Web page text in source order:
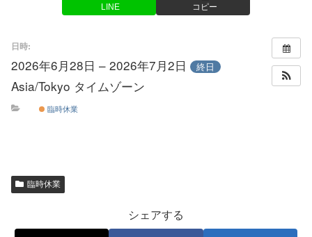
LINE コピー
日時:
2026年6月28日 – 2026年7月2日 終日
Asia/Tokyo タイムゾーン
臨時休業
臨時休業
シェアする